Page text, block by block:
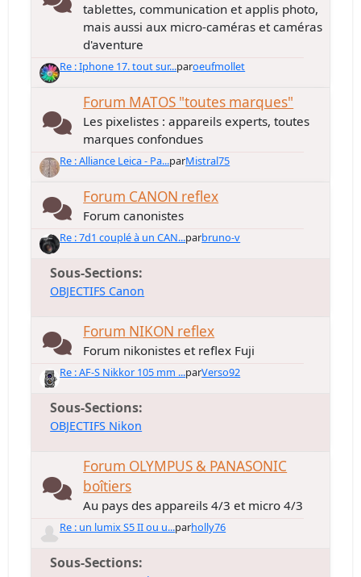
tablettes, communication et applis photo,
mais aussi aux micro-caméras et caméras
d'aventure
Re : Iphone 17. tout sur...paroeufmollet
Forum MATOS "toutes marques"
Les pixelistes : appareils experts, toutes
marques confondues
Re : Alliance Leica - Pa...parMistral75
Forum CANON reflex
Forum canonistes
Re : 7d1 couplé à un CAN...parbruno-v
Sous-Sections
OBJECTIFS Canon
Forum NIKON reflex
Forum nikonistes et reflex Fuji
Re : AF-S Nikkor 105 mm ...parVerso92
Sous-Sections
OBJECTIFS Nikon
Forum OLYMPUS & PANASONIC
boîtiers
Au pays des appareils 4/3 et micro 4/3
Re : un lumix S5 II ou u...parholly76
Sous-Sections